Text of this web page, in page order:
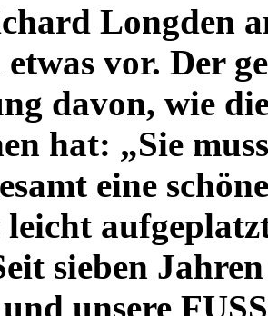
Longden
vor. Der
davon, wie
hat: „Sie
eine
sieben
unsere